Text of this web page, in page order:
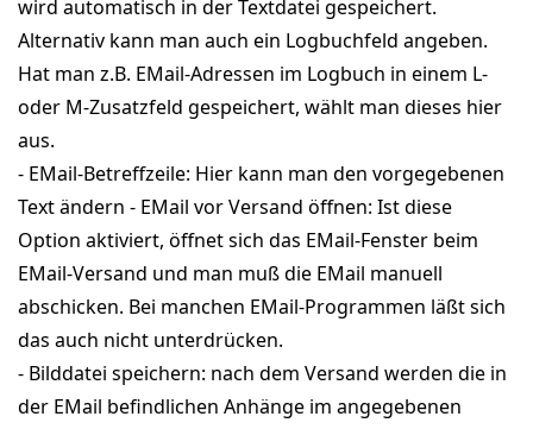
wird automatisch in der Textdatei gespeichert.
Alternativ kann man auch ein Logbuchfeld angeben.
Hat man z.B. EMail-Adressen im Logbuch in einem L-
oder M-Zusatzfeld gespeichert, wählt man dieses hier
aus.
- EMail-Betreffzeile: Hier kann man den vorgegebenen
Text ändern - EMail vor Versand öffnen: Ist diese
Option aktiviert, öffnet sich das EMail-Fenster beim
EMail-Versand und man muß die EMail manuell
abschicken. Bei manchen EMail-Programmen läßt sich
das auch nicht unterdrücken.
- Bilddatei speichern: nach dem Versand werden die in
der EMail befindlichen Anhänge im angegebenen